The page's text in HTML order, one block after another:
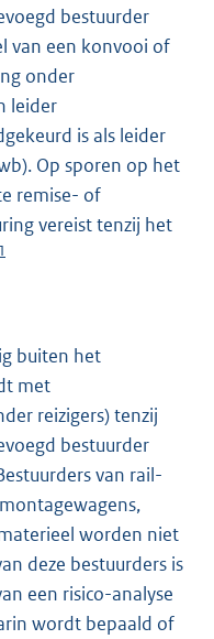
bestuurder
van een konvooi of
onder
leider
is als leider
Op sporen op het
remise- of
vereist tenzij het
1
buiten het
met
reizigers) tenzij
bestuurder
van rail-
worden niet
deze bestuurders is
een risico-analyse
wordt bepaald of